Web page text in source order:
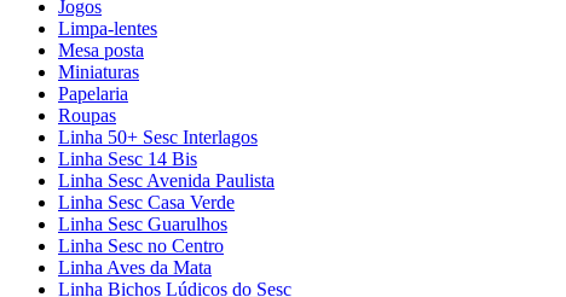
Jogos
Limpa-lentes
Mesa posta
Miniaturas
Papelaria
Roupas
Linha 50+ Sesc Interlagos
Linha Sesc 14 Bis
Linha Sesc Avenida Paulista
Linha Sesc Casa Verde
Linha Sesc Guarulhos
Linha Sesc no Centro
Linha Aves da Mata
Linha Bichos Lúdicos do Sesc